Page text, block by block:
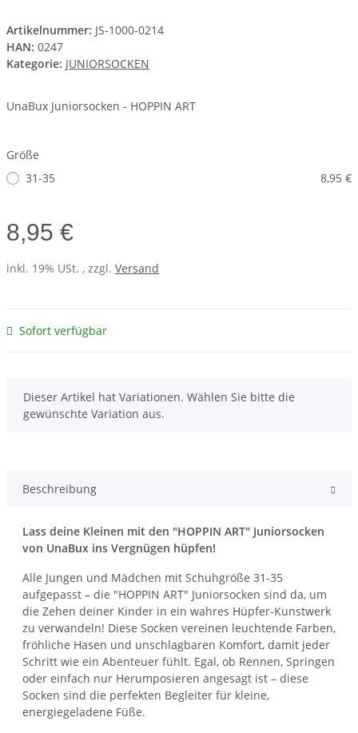
Artikelnummer: JS-1000-0214
HAN: 0247
Kategorie: JUNIORSOCKEN
UnaBux Juniorsocken - HOPPIN ART
Größe
31-35
8,95 €
8,95 €
inkl. 19% USt. , zzgl. Versand
Sofort verfügbar
x
Dieser Artikel hat Variationen. Wählen Sie bitte die
gewünschte Variation aus.
Beschreibung
Lass deine Kleinen mit den "HOPPIN ART" Juniorsocken
von UnaBux ins Vergnügen hüpfen!
Alle Jungen und Mädchen mit Schuhgröße 31-35
aufgepasst – die "HOPPIN ART" Juniorsocken sind da, um
die Zehen deiner Kinder in ein wahres Hüpfer-Kunstwerk
zu verwandeln! Diese Socken vereinen leuchtende Farben,
fröhliche Hasen und unschlagbaren Komfort, damit jeder
Schritt wie ein Abenteuer fühlt. Egal, ob Rennen, Springen
oder einfach nur Herumposieren angesagt ist – diese
Socken sind die perfekten Begleiter für kleine,
energiegeladene Füße.